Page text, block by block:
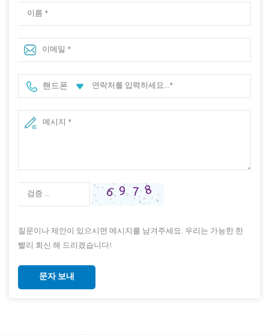
핸드폰
질문이나 제안이 있으시면 메시지를 남겨주세요. 우리는 가능한 한
빨리 회신 해 드리겠습니다!
문자 보내